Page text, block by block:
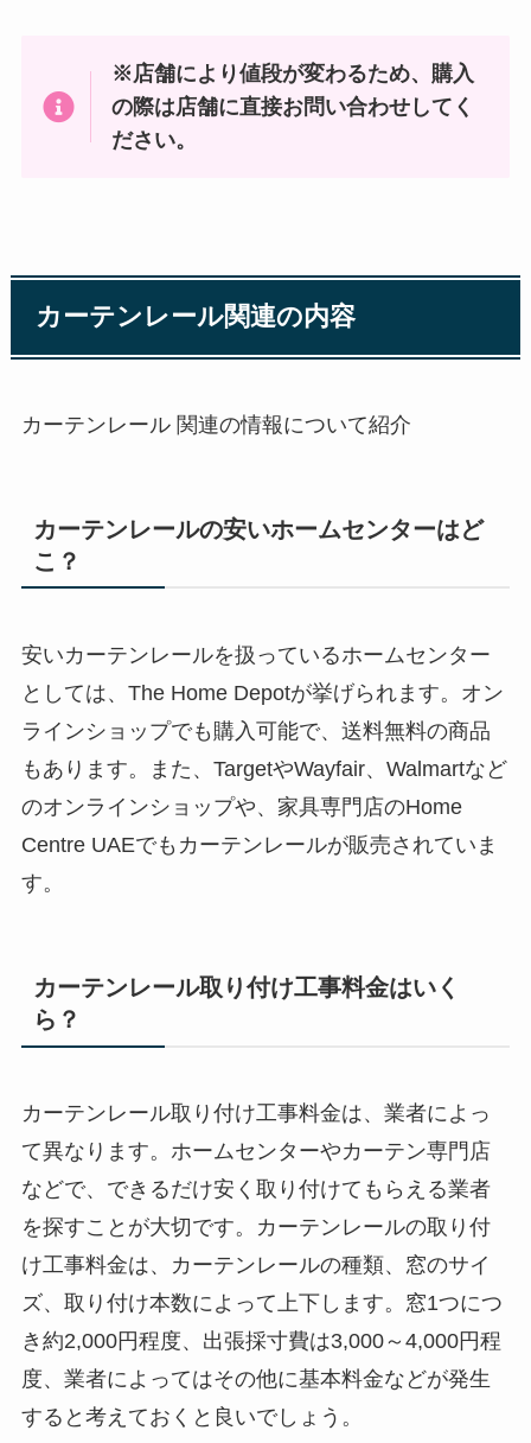
※店舗により値段が変わるため、購入
の際は店舗に直接お問い合わせしてく
ださい。
カーテンレール関連の内容
カーテンレール 関連の情報について紹介
カーテンレールの安いホームセンターはど
こ？
安いカーテンレールを扱っているホームセンター
としては、The Home Depotが挙げられます。オン
ラインショップでも購入可能で、送料無料の商品
もあります。また、TargetやWayfair、Walmartなど
のオンラインショップや、家具専門店のHome
Centre UAEでもカーテンレールが販売されていま
す。
カーテンレール取り付け工事料金はいく
ら？
カーテンレール取り付け工事料金は、業者によっ
て異なります。ホームセンターやカーテン専門店
などで、できるだけ安く取り付けてもらえる業者
を探すことが大切です。カーテンレールの取り付
け工事料金は、カーテンレールの種類、窓のサイ
ズ、取り付け本数によって上下します。窓1つにつ
き約2,000円程度、出張採寸費は3,000～4,000円程
度、業者によってはその他に基本料金などが発生
すると考えておくと良いでしょう。